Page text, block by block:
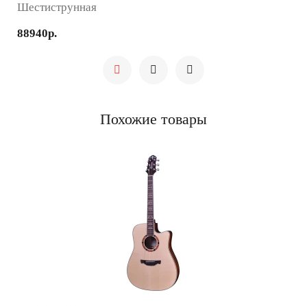
Шестиструнная
88940р.
Похожие товары